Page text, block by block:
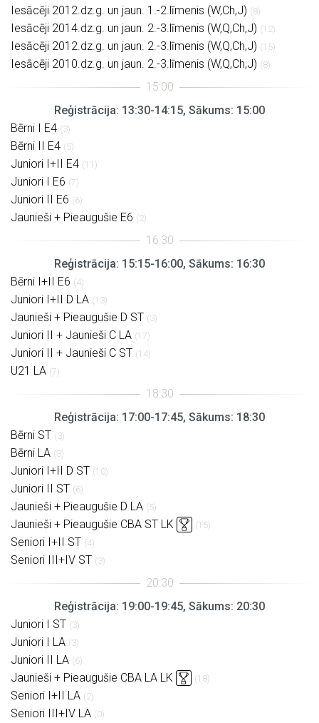
Iesācēji 2012.dz.g. un jaun. 1.-2.līmenis (W,Ch,J) (8)
Iesācēji 2014.dz.g. un jaun. 2.-3.līmenis (W,Q,Ch,J) (12)
Iesācēji 2012.dz.g. un jaun. 2.-3.līmenis (W,Q,Ch,J) (15)
Iesācēji 2010.dz.g. un jaun. 2.-3.līmenis (W,Q,Ch,J) (8)
Reģistrācija: 13:30-14:15, Sākums: 15:00
Bērni I E4 (3)
Bērni II E4 (5)
Juniori I+II E4 (11)
Juniori I E6 (7)
Juniori II E6 (6)
Jaunieši + Pieaugušie E6 (2)
Reģistrācija: 15:15-16:00, Sākums: 16:30
Bērni I+II E6 (4)
Juniori I+II D LA (13)
Jaunieši + Pieaugušie D ST (3)
Juniori II + Jaunieši C LA (17)
Juniori II + Jaunieši C ST (14)
U21 LA (7)
Reģistrācija: 17:00-17:45, Sākums: 18:30
Bērni ST (3)
Bērni LA (3)
Juniori I+II D ST (10)
Juniori II ST (6)
Jaunieši + Pieaugušie D LA (5)
Jaunieši + Pieaugušie CBA ST LK (15)
Seniori I+II ST (4)
Seniori III+IV ST (3)
Reģistrācija: 19:00-19:45, Sākums: 20:30
Juniori I ST (3)
Juniori I LA (3)
Juniori II LA (6)
Jaunieši + Pieaugušie CBA LA LK (18)
Seniori I+II LA (2)
Seniori III+IV LA (0)